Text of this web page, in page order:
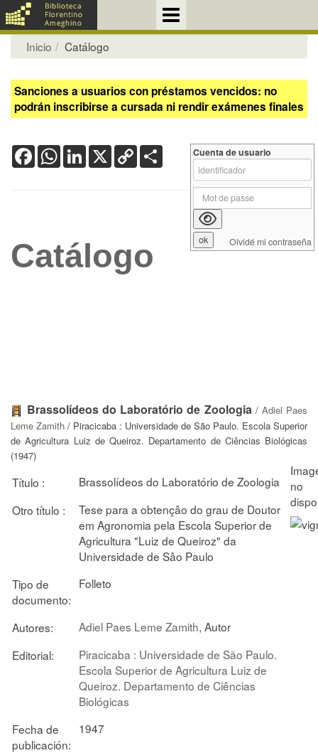
Inicio Catálogo
Sanciones a usuarios con préstamos vencidos: no
podrán inscribirse a cursada ni rendir exámenes finales
FacebookWhatsApp
LinkedIn
X Copy
Link
Catálogo
Brassolídeos do Laboratório de Zoologia/ Adiel Paes
Leme Zamith / Piracicaba : Universidade de São Paulo. Escola Superior
de Agricultura Luiz de Queiroz. Departamento de Ciências Biológicas
(1947)
Título :
Brassolídeos do Laboratório de Zoologia
Otro título :
Tese para a obtençâo do grau de Doutor
em Agronomia pela Escola Superior de
Agricultura "Luiz de Queiroz" da
Universidade de Sâo Paulo
Tipo de
documento:
Folleto
Autores: Adiel Paes Leme Zamith, Autor
Editorial:
Piracicaba : Universidade de São Paulo.
Escola Superior de Agricultura Luiz de
Queiroz. Departamento de Ciências
Biológicas
Fecha de
publicación:
1947
Cuenta de usuario
Olvidé mi contraseña